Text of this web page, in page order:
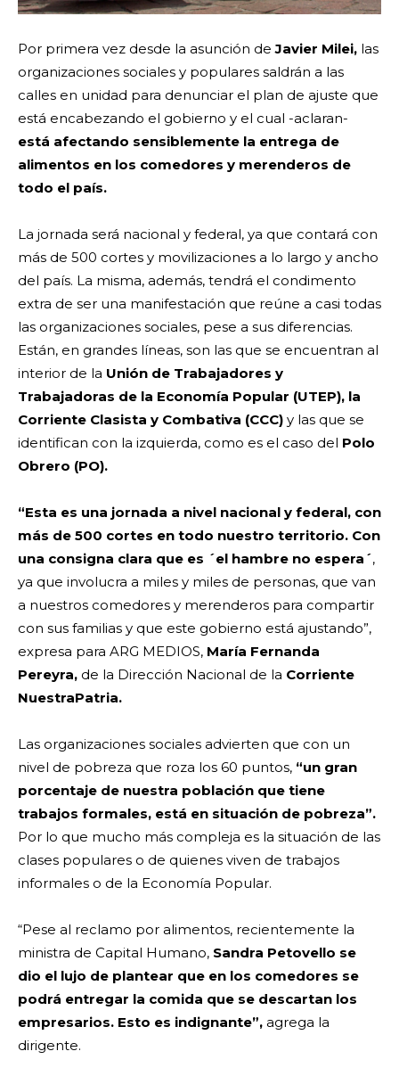
Por primera vez desde la asunción deJavier Milei, las
organizaciones sociales y populares saldrán a las
calles en unidad para denunciar el plan de ajuste que
está encabezando el gobierno y el cual -aclaran-
está afectando sensiblemente la entrega de
alimentos en los comedores y merenderos de
todo el país.
La jornada será nacional y federal, ya que contará con
más de 500 cortes y movilizaciones a lo largo y ancho
del país. La misma, además, tendrá el condimento
extra de ser una manifestación que reúne a casi todas
las organizaciones sociales, pese a sus diferencias.
Están, en grandes líneas, son las que se encuentran al
interior de la Unión de Trabajadores y
Trabajadoras de la Economía Popular (UTEP), la
Corriente Clasista y Combativa (CCC) y las que se
identifican con la izquierda, como es el caso del Polo
Obrero (PO).
“Esta es una jornada a nivel nacional y federal, con
más de 500 cortes en todo nuestro territorio. Con
una consigna clara que es ´el hambre no espera´,
ya que involucra a miles y miles de personas, que van
a nuestros comedores y merenderos para compartir
con sus familias y que este gobierno está ajustando”,
expresa para ARG MEDIOS, María Fernanda
Pereyra, de la Dirección Nacional de la Corriente
NuestraPatria.
Las organizaciones sociales advierten que con un
nivel de pobreza que roza los 60 puntos, “un gran
porcentaje de nuestra población que tiene
trabajos formales, está en situación de pobreza”.
Por lo que mucho más compleja es la situación de las
clases populares o de quienes viven de trabajos
informales o de la Economía Popular.
“Pese al reclamo por alimentos, recientemente la
ministra de Capital Humano, Sandra Petovello se
dio el lujo de plantear que en los comedores se
podrá entregar la comida que se descartan los
empresarios. Esto es indignante”, agrega la
dirigente.